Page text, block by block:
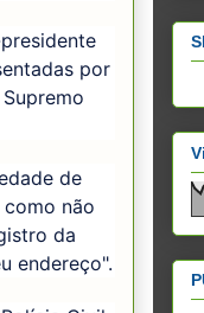
por
de
não
da
endereço".